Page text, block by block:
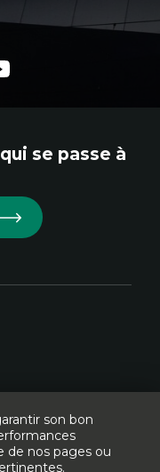
se passe à
son bon
de nos pages ou